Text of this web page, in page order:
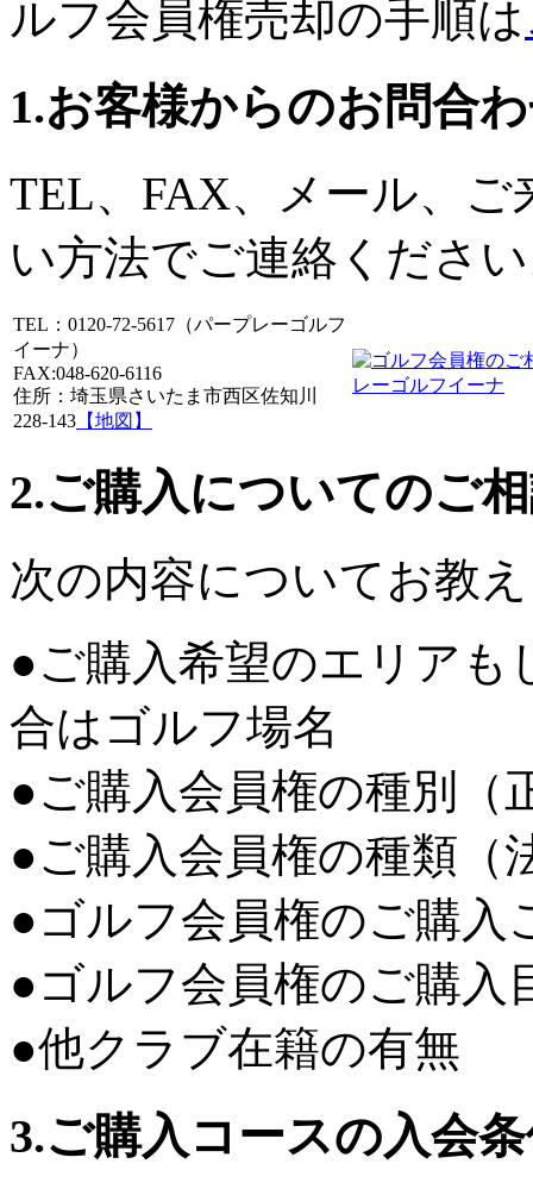
ルフ会員権売却の手順は
1.お客様からのお問合
TEL、FAX、メール、
い方法でご連絡くださ
TEL：0120-72-5617（パープレーゴルフ
イーナ）
FAX:048-620-6116
住所：埼玉県さいたま市西区佐知川
228-143 【地図】
2.ご購入についてのご
次の内容についてお教
●ご購入希望のエリアも
合はゴルフ場名
●ご購入会員権の種別（
●ご購入会員権の種類（
●ゴルフ会員権のご購入
●ゴルフ会員権のご購入
●他クラブ在籍の有無
3.ご購入コースの入会